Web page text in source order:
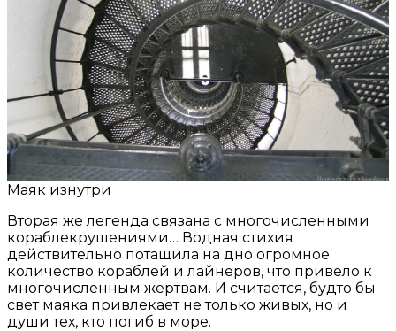
Маяк изнутри
Вторая же легенда связана с многочисленными
кораблекрушениями… Водная стихия
действительно потащила на дно огромное
количество кораблей и лайнеров, что привело к
многочисленным жертвам. И считается, будто бы
свет маяка привлекает не только живых, но и
души тех, кто погиб в море.